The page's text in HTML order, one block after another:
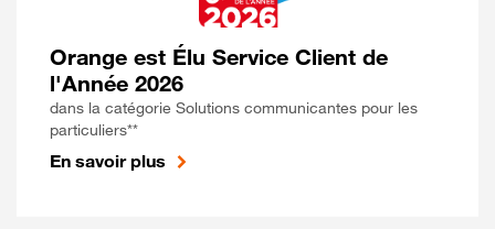
Orange est Élu Service Client de
l'Année 2026
dans la catégorie Solutions communicantes pour les
particuliers**
En savoir plus